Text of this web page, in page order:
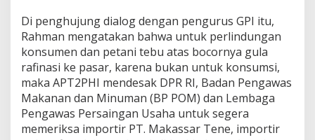
Di penghujung dialog dengan pengurus GPI itu,
Rahman mengatakan bahwa untuk perlindungan
konsumen dan petani tebu atas bocornya gula
rafinasi ke pasar, karena bukan untuk konsumsi,
maka APT2PHI mendesak DPR RI, Badan Pengawas
Makanan dan Minuman (BP POM) dan Lembaga
Pengawas Persaingan Usaha untuk segera
memeriksa importir PT. Makassar Tene, importir